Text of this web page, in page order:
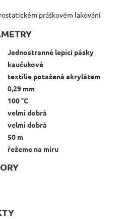
práškovém lakování
Jednostranné lepicí pásky
kaučukové
textilie potažená akrylátem
0,29 mm
100 °C
velmi dobrá
velmi dobrá
50 m
řežeme na míru